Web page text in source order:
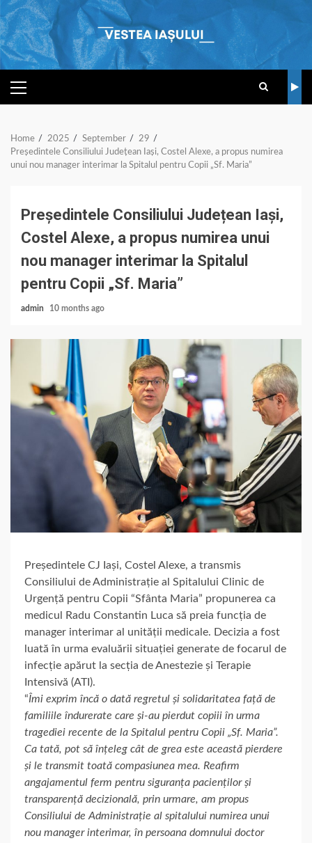
Skip
to
content
PRIMARY
MENU
Home 2025 September
29
Președintele Consiliului Județean Iași, Costel Alexe, a propus numirea
unui nou manager interimar la Spitalul pentru Copii „Sf. Maria”
Președintele Consiliului Județean Iași,
Costel Alexe, a propus numirea unui
nou manager interimar la Spitalul
pentru Copii „Sf. Maria”
admin 10 months ago
Președintele CJ Iași, Costel Alexe, a transmis
Consiliului de Administrație al Spitalului Clinic de
Urgență pentru Copii “Sfânta Maria” propunerea ca
medicul Radu Constantin Luca să preia funcția de
manager interimar al unității medicale. Decizia a fost
luată în urma evaluării situației generate de focarul de
infecție apărut la secția de Anestezie și Terapie
Intensivă (ATI).
“Îmi exprim încă o dată regretul și solidaritatea față de
familiile îndurerate care și-au pierdut copiii în urma
tragediei recente de la Spitalul pentru Copii „Sf. Maria”.
Ca tată, pot să înțeleg cât de grea este această pierdere
și le transmit toată compasiunea mea. Reafirm
angajamentul ferm pentru siguranța pacienților și
transparență decizională, prin urmare, am propus
Consiliului de Administrație al spitalului numirea unui
nou manager interimar, în persoana domnului doctor